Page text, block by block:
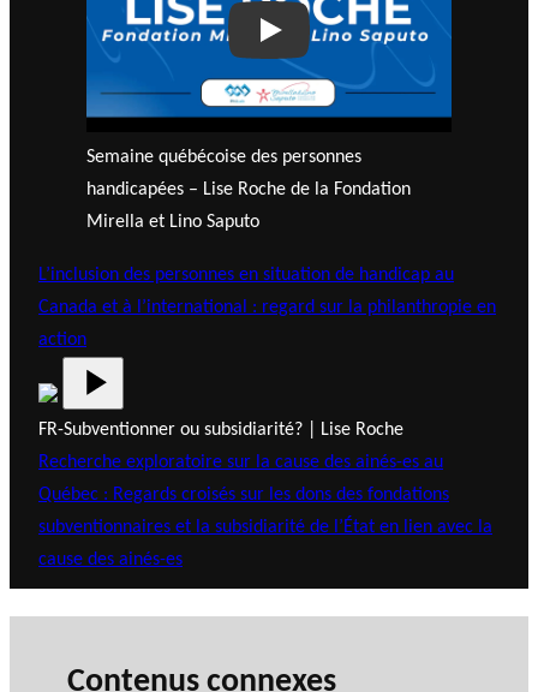
Play
Semaine québécoise des personnes
handicapées – Lise Roche de la Fondation
Mirella et Lino Saputo
L’inclusion des personnes en situation de handicap au
Canada et à l’international : regard sur la philanthropie en
action
FR-Subventionner ou subsidiarité? | Lise Roche
Recherche exploratoire sur la cause des ainés-es au
Québec : Regards croisés sur les dons des fondations
subventionnaires et la subsidiarité de l’État en lien avec la
cause des ainés-es
Contenus connexes